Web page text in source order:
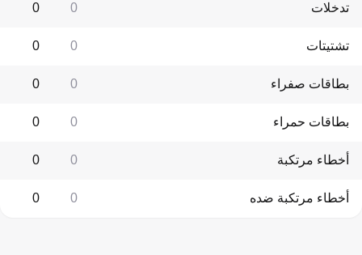
تدخلات 0
0
تشتيتات 0
0
بطاقات صفراء 0
0
بطاقات حمراء 0
0
أخطاء مرتكبة 0
0
أخطاء مرتكبة ضده 0
0